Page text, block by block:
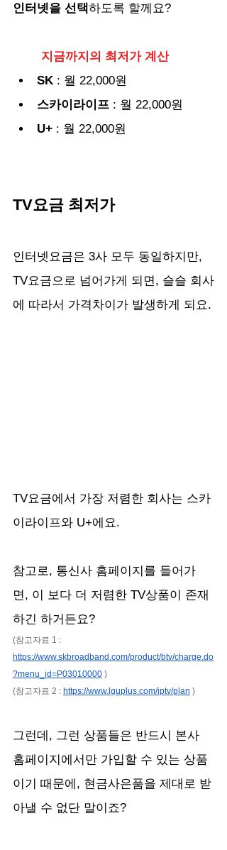
인터넷을 선택하도록 할께요?
지금까지의 최저가 계산
SK : 월 22,000원
스카이라이프 : 월 22,000원
U+ : 월 22,000원
TV요금 최저가
인터넷요금은 3사 모두 동일하지만,
TV요금으로 넘어가게 되면, 슬슬 회사
에 따라서 가격차이가 발생하게 되요.
TV요금에서 가장 저렴한 회사는 스카
이라이프와 U+에요.
참고로, 통신사 홈페이지를 들어가
면, 이 보다 더 저렴한 TV상품이 존재
하긴 하거든요?
(참고자료 1 :
https://www.skbroadband.com/product/btv/charge.do
?menu_id=P03010000 )
(참고자료 2 : https://www.lguplus.com/iptv/plan )
그런데, 그런 상품들은 반드시 본사
홈페이지에서만 가입할 수 있는 상품
이기 때문에, 현금사은품을 제대로 받
아낼 수 없단 말이죠?